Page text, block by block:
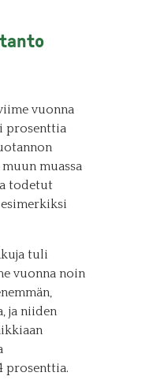
vuonna
prosenttia
muassa
todetut
tuli
vuonna noin
ja niiden
prosenttia.